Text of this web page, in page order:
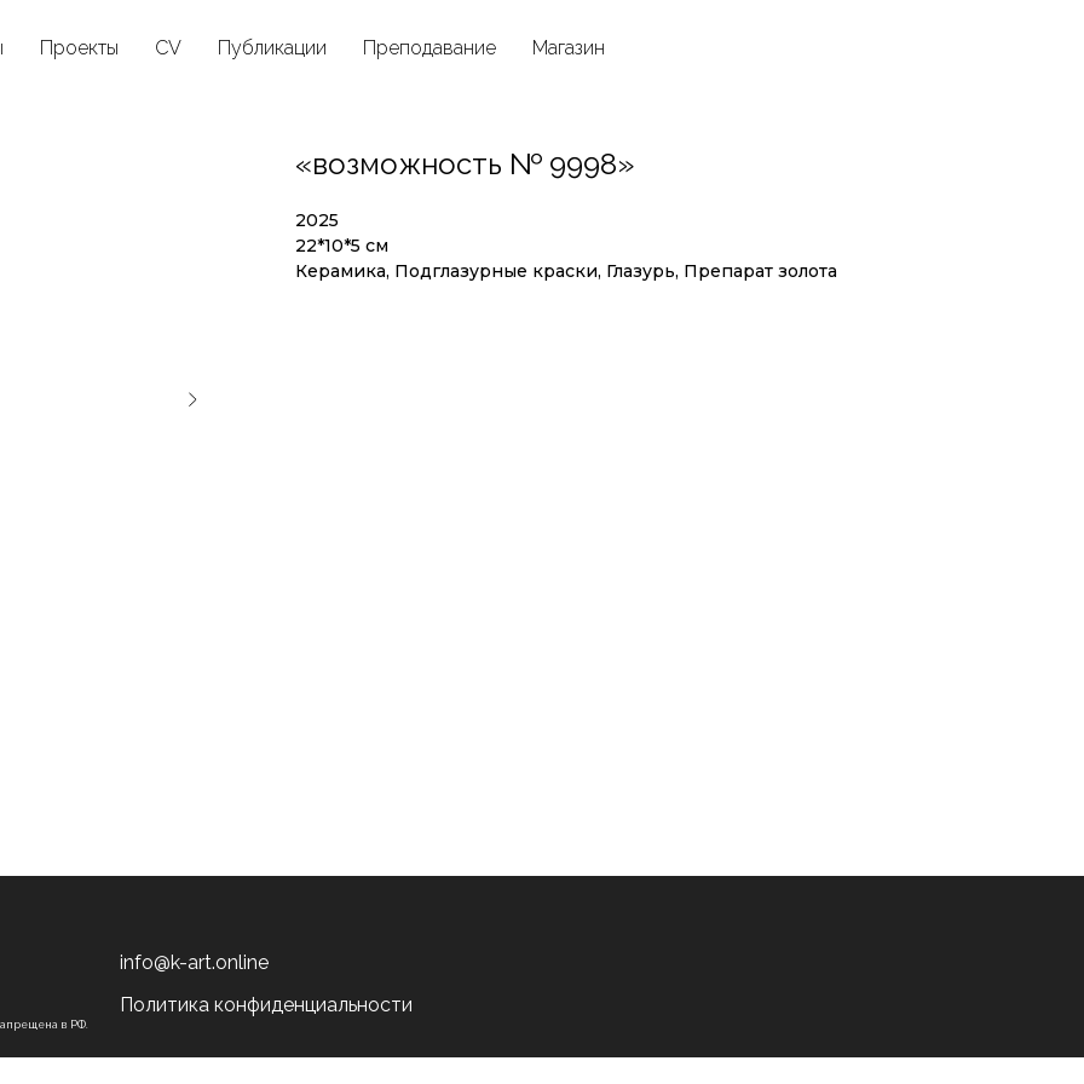
Проекты CV Публикации Преподавание Магазин
«возможность № 9998»
2025
22*10*5 см
Керамика, Подглазурные краски, Глазурь, Препарат золота
в РФ.
info@k-art.online
Политика конфиденциальности